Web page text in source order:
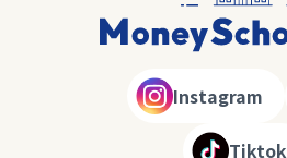
Instagram
Tiktok